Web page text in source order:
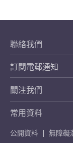
聯絡我們
訂閱電郵通知
關注我們
常用資料
公開資料
無障礙